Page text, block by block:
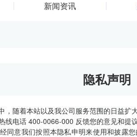
新闻资讯
隐私声明
，随着本站以及我公司服务范围的日益
线电话 400-0066-000 反馈您的意见和提
同意我们按照本隐私申明来使用和披露